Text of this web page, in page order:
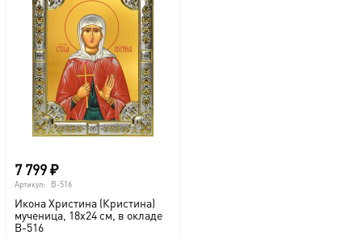
7 799₽
Артикул: B-516
Икона Христина (Кристина)
мученица, 18х24 см, в окладе
B-516